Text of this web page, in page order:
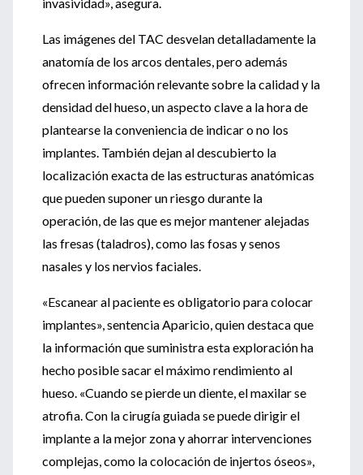
Las imágenes del TAC desvelan detalladamente la
anatomía de los arcos dentales, pero además
ofrecen información relevante sobre la calidad y la
densidad del hueso, un aspecto clave a la hora de
plantearse la conveniencia de indicar o no los
implantes. También dejan al descubierto la
localización exacta de las estructuras anatómicas
que pueden suponer un riesgo durante la
operación, de las que es mejor mantener alejadas
las fresas (taladros), como las fosas y senos
nasales y los nervios faciales.
«Escanear al paciente es obligatorio para colocar
implantes», sentencia Aparicio, quien destaca que
la información que suministra esta exploración ha
hecho posible sacar el máximo rendimiento al
hueso. «Cuando se pierde un diente, el maxilar se
atrofia. Con la cirugía guiada se puede dirigir el
implante a la mejor zona y ahorrar intervenciones
complejas, como la colocación de injertos óseos»,